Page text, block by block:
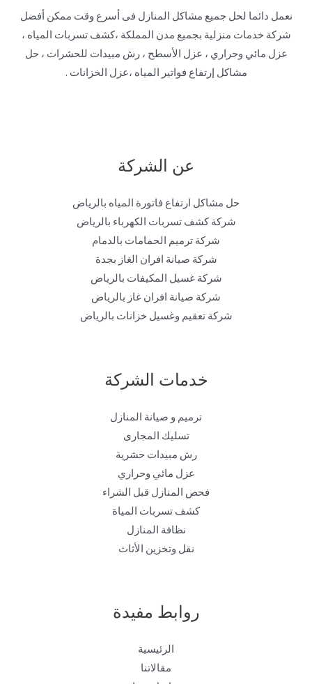
نعمل دائما لحل جميع مشاكل المنازل فى أسرع وقت ممكن أفضل
شركة خدمات منزلية بجميع مدن المملكة ،كشف تسربات المياه ،
عزل مائي وحراري ، عزل الأسطح ، رش مبيدات للحشرات ، حل
مشاكل إرتفاع فواتير المياه ،عزل الخزانات .
عن الشركة
حل مشاكل ارتفاع فاتورة المياه بالرياض
شركة كشف تسربات الكهرباء بالرياض
شركة ترميم الحمامات بالدمام
شركة صيانة افران الغاز بجدة
شركة غسيل المكيفات بالرياض
شركة صيانة افران غاز بالرياض
شركة تعقيم وغسيل خزانات بالرياض
خدمات الشركة
ترميم و صيانة المنازل
تسليك المجارى
رش مبيدات حشرية
عزل مائي وحراري
فحص المنازل قبل الشراء
كشف تسربات المياة
نظافة المنازل
نقل وتخزين الأثاث
روابط مفيدة
الرئيسية
مقالاتنا